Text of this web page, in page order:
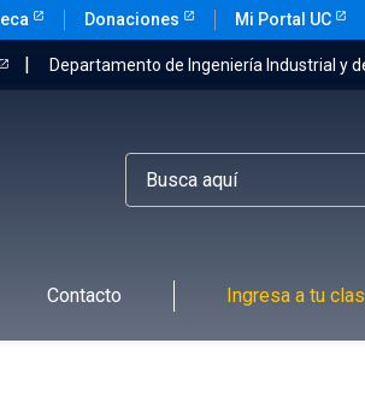
Donaciones Mi Portal UC
Departamento de Ingeniería Industrial y
Contacto Ingresa a tu